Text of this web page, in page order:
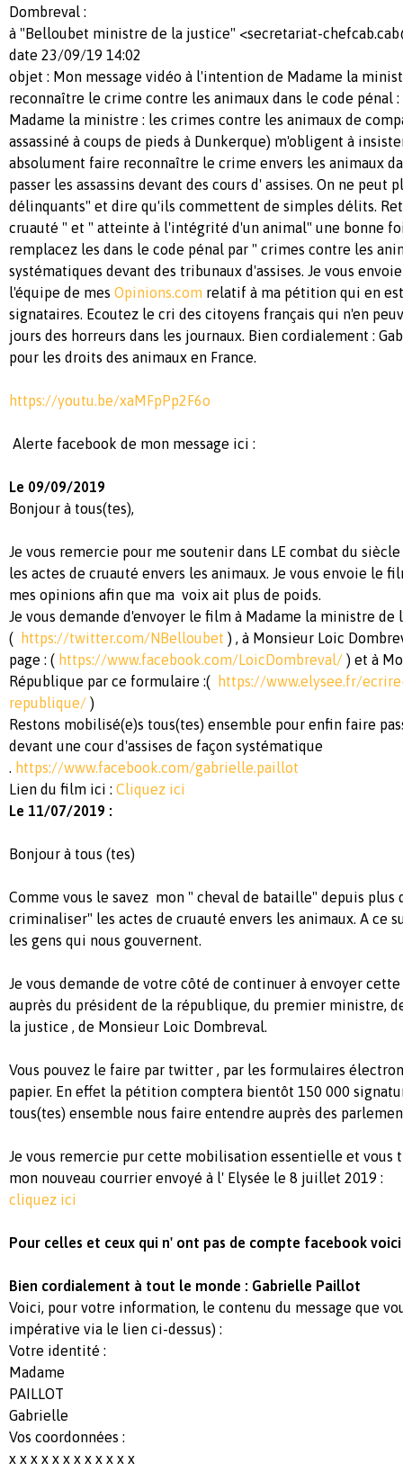
Dombreval :
à "Belloubet ministre de la justice" <secretariat-
date 23/09/19 14:02
objet : Mon message vidéo à l'intention de Madame la
reconnaître le crime contre les animaux dans le code pénal :
Madame la ministre : les crimes contre les animaux de
assassiné à coups de pieds à Dunkerque) m'obligent à
absolument faire reconnaître le crime envers les animaux
passer les assassins devant des cours d' assises. On ne peut
délinquants" et dire qu'ils commettent de simples délits.
cruauté " et " atteinte à l'intégrité d'un animal" une bonne
remplacez les dans le code pénal par " crimes contre les
systématiques devant des tribunaux d'assises. Je vous
l'équipe de mes Opinions.com relatif à ma pétition qui en
signataires. Ecoutez le cri des citoyens français qui n'en
jours des horreurs dans les journaux. Bien cordialement :
pour les droits des animaux en France.
https://youtu.be/xaMFpPp2F6o
Alerte facebook de mon message ici :
Le 09/09/2019
Bonjour à tous(tes),
Je vous remercie pour me soutenir dans LE combat du
les actes de cruauté envers les animaux. Je vous envoie le
mes opinions afin que ma voix ait plus de poids.
Je vous demande d'envoyer le film à Madame la ministre de
(
https://twitter.com/NBelloubet ) , à Monsieur Loic
page : ( https://www.facebook.com/LoicDombreval/ ) et à
République par ce formulaire :(
https://www.elysee.fr/
republique/ )
Restons mobilisé(e)s tous(tes) ensemble pour enfin faire
devant une cour d'assises de façon systématique
. https://www.facebook.com/gabrielle.paillot
Lien du film ici : Cliquez ici
Le 11/07/2019 :
Bonjour à tous (tes)
Comme vous le savez mon " cheval de bataille" depuis plus
criminaliser" les actes de cruauté envers les animaux. A ce
les gens qui nous gouvernent.
Je vous demande de votre côté de continuer à envoyer
auprès du président de la république, du premier ministre,
la justice , de Monsieur Loic Dombreval.
Vous pouvez le faire par twitter , par les formulaires
papier. En effet la pétition comptera bientôt 150 000
tous(tes) ensemble nous faire entendre auprès des
Je vous remercie pur cette mobilisation essentielle et vous
mon nouveau courrier envoyé à l' Elysée le 8 juillet 2019 :
cliquez ici
Pour celles et ceux qui n' ont pas de compte facebook
Bien cordialement à tout le monde : Gabrielle Paillot
Voici, pour votre information, le contenu du message que
impérative via le lien ci-dessus) :
Votre identité :
Madame
PAILLOT
Gabrielle
Vos coordonnées :
x x x x x x x x x x x x